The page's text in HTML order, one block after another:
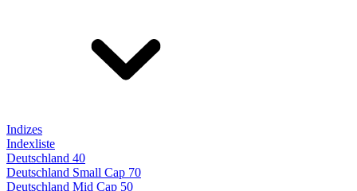
Indizes
Indexliste
Deutschland 40
Deutschland Small Cap 70
Deutschland Mid Cap 50